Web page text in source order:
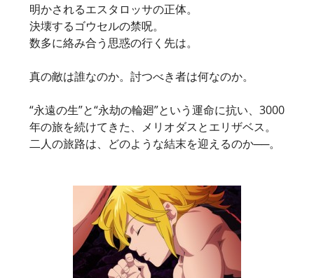
明かされるエスタロッサの正体。
決壊するゴウセルの禁呪。
数多に絡み合う思惑の行く先は。
真の敵は誰なのか。討つべき者は何なのか。
“永遠の生”と“永劫の輪廻”という運命に抗い、3000
年の旅を続けてきた、メリオダスとエリザベス。
二人の旅路は、どのような結末を迎えるのか──。